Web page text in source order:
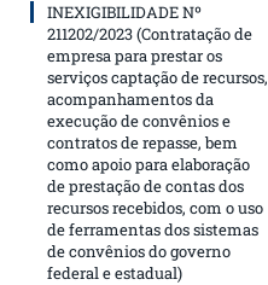
INEXIGIBILIDADE Nº
211202/2023 (Contratação de
empresa para prestar os
serviços captação de recursos,
acompanhamentos da
execução de convênios e
contratos de repasse, bem
como apoio para elaboração
de prestação de contas dos
recursos recebidos, com o uso
de ferramentas dos sistemas
de convênios do governo
federal e estadual)